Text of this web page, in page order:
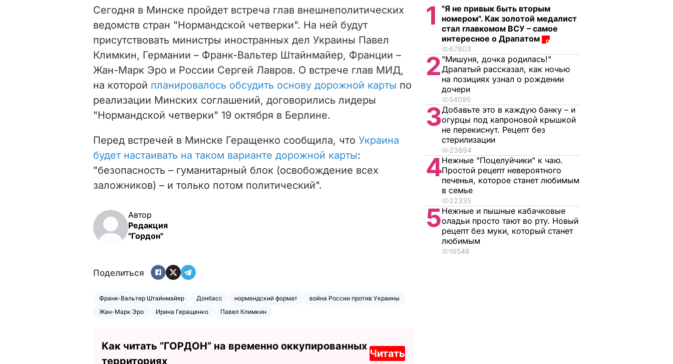
Сегодня в Минске пройдет встреча глав внешнеполитических
ведомств стран "Нормандской четверки". На ней будут
присутствовать министры иностранных дел Украины Павел
Климкин, Германии – Франк-Вальтер Штайнмайер, Франции –
Жан-Марк Эро и России Сергей Лавров. О встрече глав МИД,
на которой планировалось обсудить основу дорожной карты по
реализации Минских соглашений, договорились лидеры
"Нормандской четверки" 19 октября в Берлине.
Перед встречей в Минске Геращенко сообщила, что Украина
будет настаивать на таком варианте дорожной карты:
"безопасность – гуманитарный блок (освобождение всех
заложников) – и только потом политический".
Автор
Редакция
"Гордон"
Поделиться
Франк-Вальтер Штайнмайер Донбасс нормандский формат
война России против Украины
Жан-Марк Эро
Ирина Геращенко Павел Климкин
Как читать ”ГОРДОН” на временно оккупированных
территориях
Читать
1
"Я не привык быть вторым
номером". Как золотой медалист
стал главкомом ВСУ – самое
интересное о Драпатом
67803
2 "Мишуня, дочка родилась!"
Драпатый рассказал, как ночью
на позициях узнал о рождении
дочери
54095
3Добавьте это в каждую банку – и
огурцы под капроновой крышкой
не перекиснут. Рецепт без
стерилизации
23894
4Нежные "Поцелуйчики" к чаю.
Простой рецепт невероятного
печенья, которое станет любимым
в семье
22335
5Нежные и пышные кабачковые
оладьи просто тают во рту. Новый
рецепт без муки, который станет
любимым
16546